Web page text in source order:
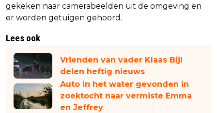
gekeken naar camerabeelden uit de omgeving en
er worden getuigen gehoord.
Lees ook
Vrienden van vader Klaas Bijl
delen heftig nieuws
Auto in het water gevonden in
zoektocht naar vermiste Emma
en Jeffrey